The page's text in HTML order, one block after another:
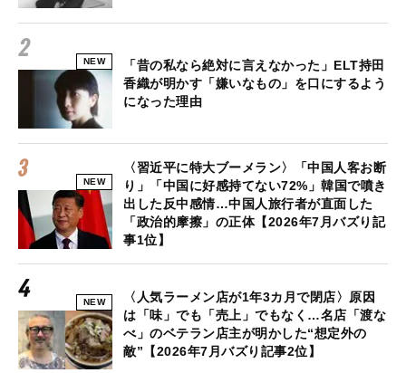
NEW
「昔の私なら絶対に言えなかった」ELT持田
香織が明かす「嫌いなもの」を口にするよう
になった理由
NEW
〈習近平に特大ブーメラン〉「中国人客お断
り」「中国に好感持てない72%」韓国で噴き
出した反中感情…中国人旅行者が直面した
「政治的摩擦」の正体【2026年7月バズり記
事1位】
NEW
〈人気ラーメン店が1年3カ月で閉店〉原因
は「味」でも「売上」でもなく…名店「渡な
べ」のベテラン店主が明かした“想定外の
敵”【2026年7月バズり記事2位】